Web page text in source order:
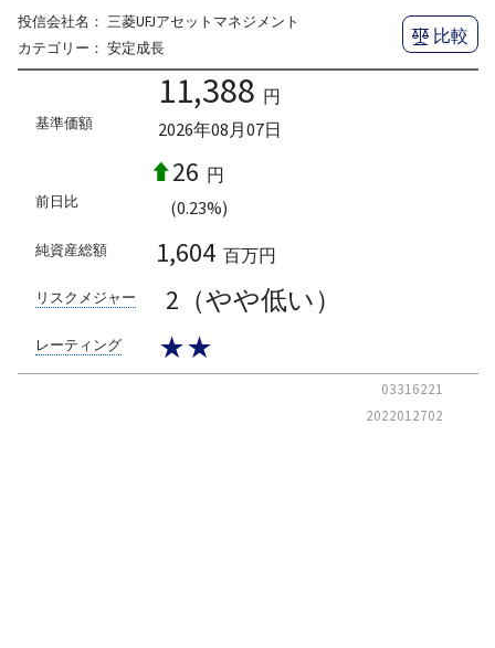
投信会社名： 三菱UFJアセットマネジメント
カテゴリー： 安定成長
比較
基準価額
11,388 円
2026年08月07日
前日比
26 円
(0.23%)
純資産総額 1,604 百万円
リスクメジャー 2（やや低い）
レーティング ★★
03316221
2022012702